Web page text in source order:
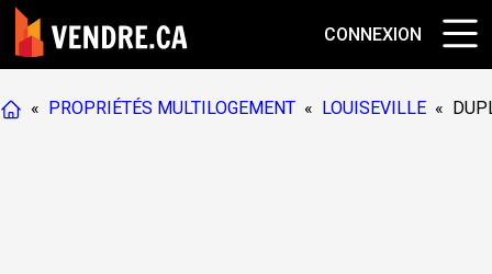
CONNEXION
« PROPRIÉTÉS MULTILOGEMENT « LOUISEVILLE «